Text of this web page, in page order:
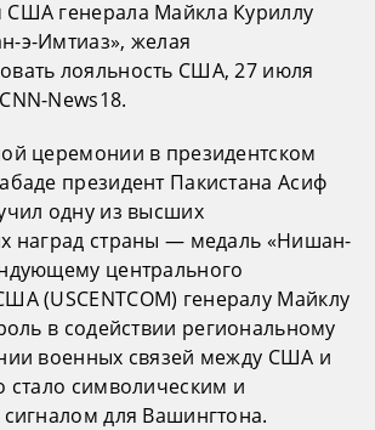
генерала Майкла Куриллу
э-Имтиаз», желая
лояльность США, 27 июля
News18.
церемонии в президентском
президент Пакистана Асиф
одну из высших
наград страны — медаль «Нишан-
центрального
(USCENTCOM) генералу Майклу
в содействии региональному
военных связей между США и
стало символическим и
сигналом для Вашингтона.